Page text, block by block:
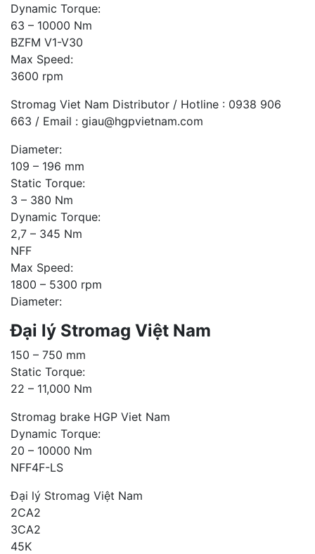
Dynamic Torque:
63 – 10000 Nm
BZFM V1-V30
Max Speed:
3600 rpm
Stromag Viet Nam Distributor / Hotline : 0938 906
663 / Email : giau@hgpvietnam.com
Diameter:
109 – 196 mm
Static Torque:
3 – 380 Nm
Dynamic Torque:
2,7 – 345 Nm
NFF
Max Speed:
1800 – 5300 rpm
Diameter:
Đại lý Stromag Việt Nam
150 – 750 mm
Static Torque:
22 – 11,000 Nm
Stromag brake HGP Viet Nam
Dynamic Torque:
20 – 10000 Nm
NFF4F-LS
Đại lý Stromag Việt Nam
2CA2
3CA2
45K